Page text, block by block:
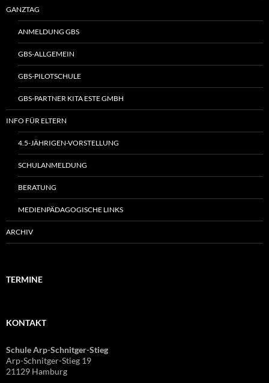
GANZTAG
ANMELDUNG GBS
GBS-ALLGEMEIN
GBS-PILOTSCHULE
GBS-PARTNER KITA ESTE GMBH
INFO FÜR ELTERN
4.5-JÄHRIGEN-VORSTELLUNG
SCHULANMELDUNG
BERATUNG
MEDIENPÄDAGOGISCHE LINKS
ARCHIV
TERMINE
KONTAKT
Schule Arp-Schnitger-Stieg
Arp-Schnitger-Stieg 19
21129 Hamburg